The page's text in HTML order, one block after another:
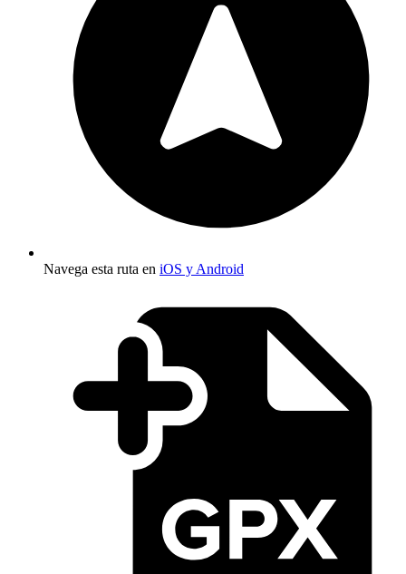
Navega esta ruta en iOS y Android